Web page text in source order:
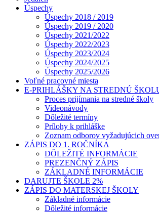
Úspechy
Úspechy 2018 / 2019
Úspechy 2019 / 2020
Úspechy 2021/2022
Úspechy 2022/2023
Úspechy 2023/2024
Úspechy 2024/2025
Úspechy 2025/2026
Voľné pracovné miesta
E-PRIHLÁŠKY NA STREDNÚ
Proces prijímania na stredné školy
Videonávody
Dôležité termíny
Prílohy k prihláške
Zoznam odborov vyžadujúcich
ZÁPIS DO 1. ROČNÍKA
DÔLEŽITÉ INFORMÁCIE
PREZENČNÝ ZÁPIS
ZÁKLADNÉ INFORMÁCIE
DARUJTE ŠKOLE 2%
ZÁPIS DO MATERSKEJ ŠKOLY
Základné informácie
Dôležité informácie